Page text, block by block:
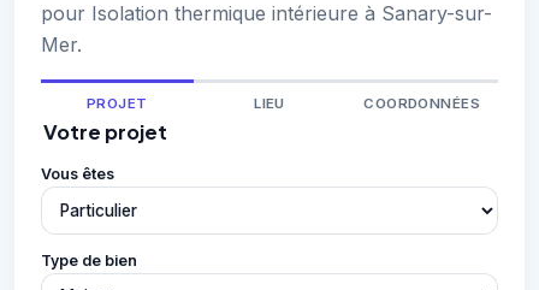
pour Isolation thermique intérieure à Sanary-sur-
Mer.
PROJET LIEU COORDONNÉES
Votre projet
Vous êtes
Type de bien